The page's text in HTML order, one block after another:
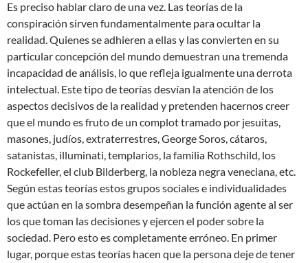
Es preciso hablar claro de una vez. Las teorías de la
conspiración sirven fundamentalmente para ocultar la
realidad. Quienes se adhieren a ellas y las convierten en su
particular concepción del mundo demuestran una tremenda
incapacidad de análisis, lo que refleja igualmente una derrota
intelectual. Este tipo de teorías desvían la atención de los
aspectos decisivos de la realidad y pretenden hacernos creer
que el mundo es fruto de un complot tramado por jesuitas,
masones, judíos, extraterrestres, George Soros, cátaros,
satanistas, illuminati, templarios, la familia Rothschild, los
Rockefeller, el club Bilderberg, la nobleza negra veneciana, etc.
Según estas teorías estos grupos sociales e individualidades
que actúan en la sombra desempeñan la función agente al ser
los que toman las decisiones y ejercen el poder sobre la
sociedad. Pero esto es completamente erróneo. En primer
lugar, porque estas teorías hacen que la persona deje de tener